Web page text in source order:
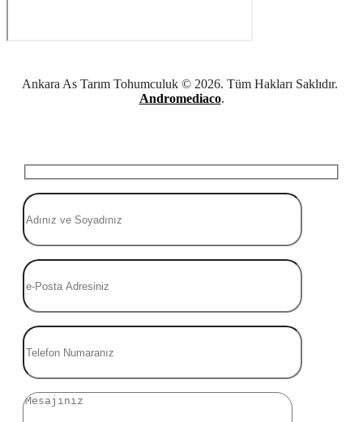
Ankara As Tarım Tohumculuk © 2026. Tüm Hakları Saklıdır.
Andromediaco.